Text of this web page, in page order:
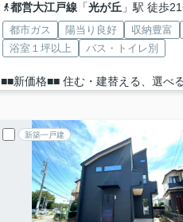
都営大江戸線「光が丘 」駅 徒歩
都市ガス 陽当り良好 収納豊富
浴室１坪以上
バス・トイレ別
■■新価格■■ 住む・建替える、選べ
新築一戸建